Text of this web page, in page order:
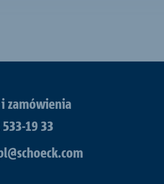
zamówienia
19 33